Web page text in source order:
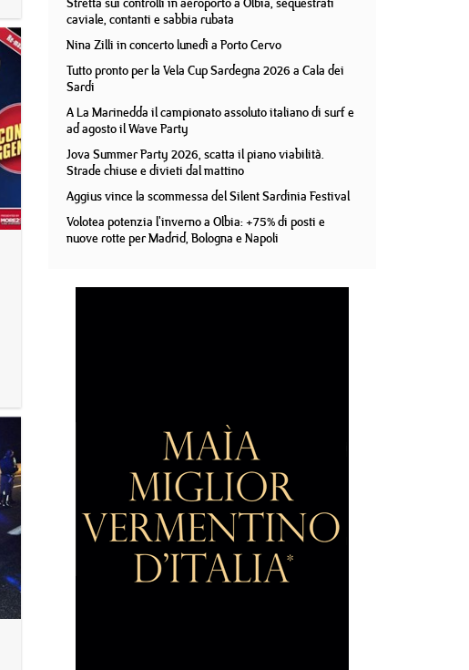
caviale, contanti e sabbia rubata
Nina Zilli in concerto lunedì a Porto Cervo
Tutto pronto per la Vela Cup Sardegna 2026 a Cala dei
Sardi
A La Marinedda il campionato assoluto italiano di surf e
ad agosto il Wave Party
Jova Summer Party 2026, scatta il piano viabilità.
Strade chiuse e divieti dal mattino
Aggius vince la scommessa del Silent Sardinia Festival
Volotea potenzia l'inverno a Olbia: +75% di posti e
nuove rotte per Madrid, Bologna e Napoli